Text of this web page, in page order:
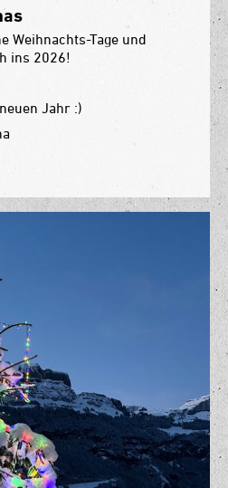
Weihnachts-Tage und
ins 2026!
Jahr :)